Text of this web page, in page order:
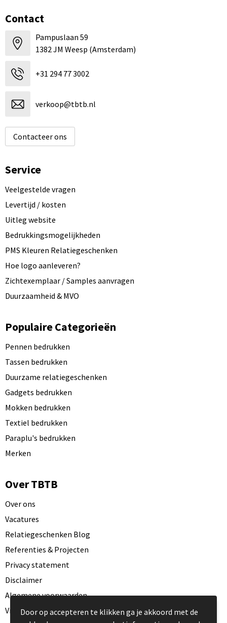
Contact
Pampuslaan 59
1382 JM Weesp (Amsterdam)
+31 294 77 3002
verkoop@tbtb.nl
Contacteer ons
Service
Veelgestelde vragen
Levertijd / kosten
Uitleg website
Bedrukkingsmogelijkheden
PMS Kleuren Relatiegeschenken
Hoe logo aanleveren?
Zichtexemplaar / Samples aanvragen
Duurzaamheid & MVO
Populaire Categorieën
Pennen bedrukken
Tassen bedrukken
Duurzame relatiegeschenken
Gadgets bedrukken
Mokken bedrukken
Textiel bedrukken
Paraplu's bedrukken
Merken
Over TBTB
Over ons
Vacatures
Relatiegeschenken Blog
Referenties & Projecten
Privacy statement
Disclaimer
Algemene voorwaarden
Visit our EU website
Door op accepteren te klikken ga je akkoord met de